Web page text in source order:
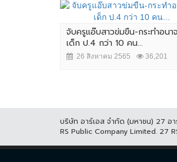
จับครูแอ๊บสาวข่มขืน-กระทำอนา
เด็ก ป.4 กว่า 10 คน...
26 สิงหาคม 2565 36,201
บริษัท อาร์เอส จำกัด (มหาชน) 27 อ
RS Public Company Limited. 27